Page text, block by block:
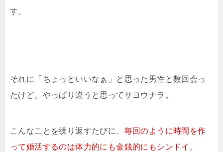
す。
それに「ちょっといいなぁ」と思った男性と数回会っ
たけど、やっぱり違うと思ってサヨウナラ。
こんなことを繰り返すたびに、 毎回のように時間を作
って婚活するのは体力的にも金銭的にもシンドイ 。